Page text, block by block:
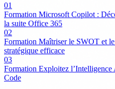
01
Formation Microsoft Copilot :
la suite Office 365
02
Formation Maîtriser le SWOT et
stratégique efficace
03
Formation Exploitez
Code